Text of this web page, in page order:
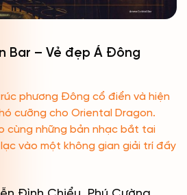
Bar – Vẻ đẹp Á Đông
phương Đông cổ điển và hiện
cưỡng cho Oriental Dragon.
cùng những bản nhạc bắt tai
vào một không gian giải trí đầy